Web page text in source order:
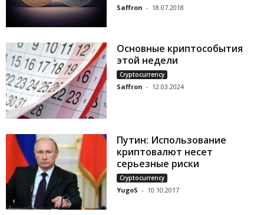
Saffron - 18.07.2018
Основные криптособытия
этой недели
Cryptocurrency
Saffron - 12.03.2024
Путин: Использование
криптовалют несет
серьезные риски
Cryptocurrency
YugoS - 10.10.2017